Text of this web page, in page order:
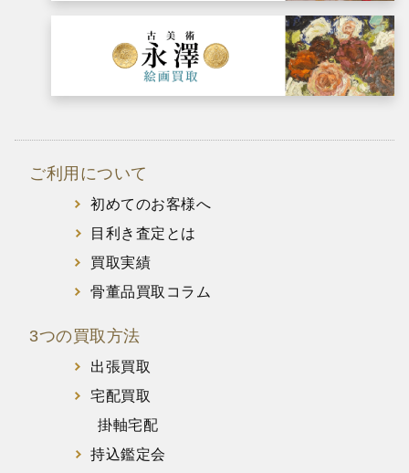
ご利用について
初めてのお客様へ
目利き査定とは
買取実績
骨董品買取コラム
3つの買取方法
出張買取
宅配買取
掛軸宅配
持込鑑定会